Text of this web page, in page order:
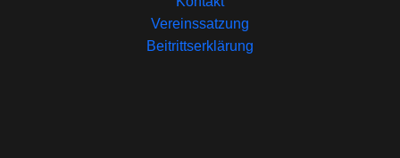
Vereinssatzung
Beitrittserklärung